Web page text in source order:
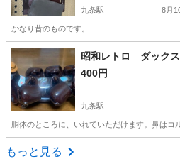
九条駅 8月
かなり昔のものです。
京都 京都市 九条駅 その他
昭和レトロ ダック
400円
九条駅
胴体のところに、いれていただけます。鼻は
京都 京都市
もっと見る